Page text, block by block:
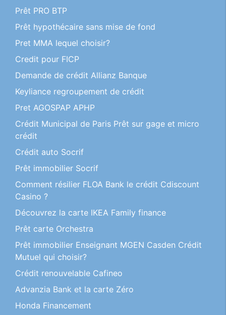
Prêt PRO BTP
Prêt hypothécaire sans mise de fond
Pret MMA lequel choisir?
Credit pour FICP
Demande de crédit Allianz Banque
Keyliance regroupement de crédit
Pret AGOSPAP APHP
Crédit Municipal de Paris Prêt sur gage et micro
crédit
Crédit auto Socrif
Prêt immobilier Socrif
Comment résilier FLOA Bank le crédit Cdiscount
Casino ?
Découvrez la carte IKEA Family finance
Prêt carte Orchestra
Prêt immobilier Enseignant MGEN Casden Crédit
Mutuel qui choisir?
Crédit renouvelable Cafineo
Advanzia Bank et la carte Zéro
Honda Financement